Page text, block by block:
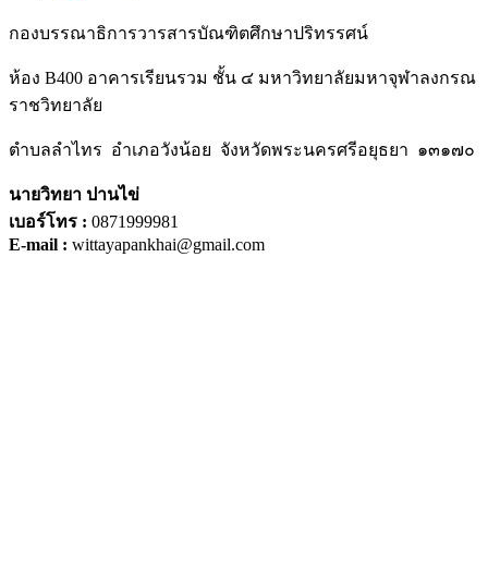
กองบรรณาธิการวารสารบัณฑิตศึกษาปริทรรศน์
ห้อง B400 อาคารเรียนรวม ชั้น ๔ มหาวิทยาลัยมหาจุฬาลงกรณ
ราชวิทยาลัย
ตำบลลำไทร อำเภอวังน้อย จังหวัดพระนครศรีอยุธยา ๑๓๑๗๐
นายวิทยา ปานไข่
เบอร์โทร : 0871999981
E-mail : wittayapankhai@gmail.com